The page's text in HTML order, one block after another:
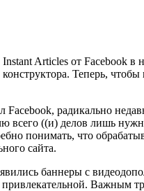
Articles от Facebook в
Теперь,
радикально
((и) делов лишь
понимать, что
сайта.
баннеры с
Важным